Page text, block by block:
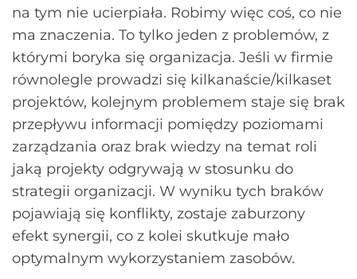
na tym nie ucierpiała. Robimy więc coś, co nie
ma znaczenia. To tylko jeden z problemów, z
którymi boryka się organizacja. Jeśli w firmie
równolegle prowadzi się kilkanaście/kilkaset
projektów, kolejnym problemem staje się brak
przepływu informacji pomiędzy poziomami
zarządzania oraz brak wiedzy na temat roli
jaką projekty odgrywają w stosunku do
strategii organizacji. W wyniku tych braków
pojawiają się konflikty, zostaje zaburzony
efekt synergii, co z kolei skutkuje mało
optymalnym wykorzystaniem zasobów.